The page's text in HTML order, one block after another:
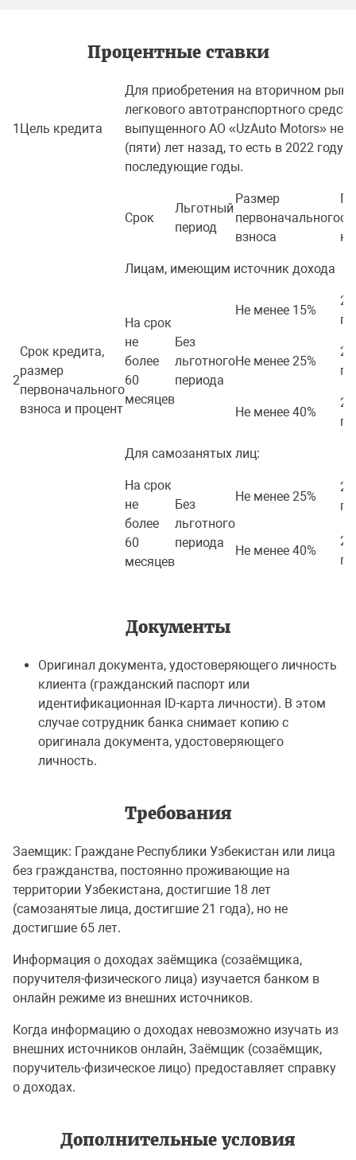
Процентные ставки
1 Цель кредита
Для приобретения на вторичном
легкового автотранспортного
выпущенного АО «UzAuto Motors» не
(пяти) лет назад, то есть в 2022 году и
последующие годы.
2
Срок кредита,
размер
первоначального
взноса и процент
Срок
Льготный
период
Размер
первоначального
взноса
Лицам, имеющим источник дохода
На срок
не
более
60
месяцев
Без
льготного
периода
Не менее 15%
Не менее 25%
Не менее 40%
Для самозанятых лиц:
На срок
не
более
60
месяцев
Без
льготного
периода
Не менее 25%
Не менее 40%
Документы
Оригинал документа, удостоверяющего личность
клиента (гражданский паспорт или
идентификационная ID-карта личности). В этом
случае сотрудник банка снимает копию с
оригинала документа, удостоверяющего
личность.
Требования
Заемщик: Граждане Республики Узбекистан или лица
без гражданства, постоянно проживающие на
территории Узбекистана, достигшие 18 лет
(самозанятые лица, достигшие 21 года), но не
достигшие 65 лет.
Информация о доходах заёмщика (созаёмщика,
поручителя-физического лица) изучается банком в
онлайн режиме из внешних источников.
Когда информацию о доходах невозможно изучать из
внешних источников онлайн, Заёмщик (созаёмщик,
поручитель-физическое лицо) предоставляет справку
о доходах.
Дополнительные условия